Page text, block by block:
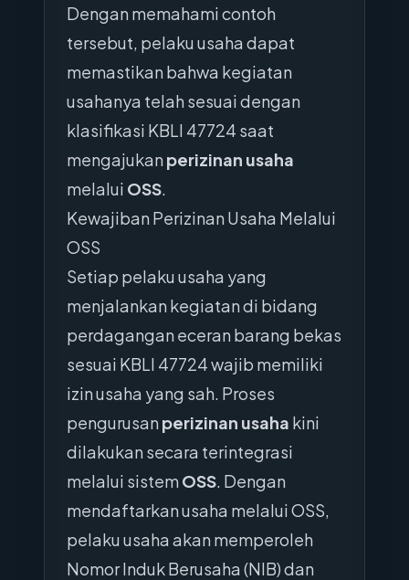
Dengan memahami contoh
tersebut, pelaku usaha dapat
memastikan bahwa kegiatan
usahanya telah sesuai dengan
klasifikasi KBLI 47724 saat
mengajukan perizinan usaha
melalui OSS.
Kewajiban Perizinan Usaha Melalui
OSS
Setiap pelaku usaha yang
menjalankan kegiatan di bidang
perdagangan eceran barang bekas
sesuai KBLI 47724 wajib memiliki
izin usaha yang sah. Proses
pengurusan perizinan usaha kini
dilakukan secara terintegrasi
melalui sistem OSS. Dengan
mendaftarkan usaha melalui OSS,
pelaku usaha akan memperoleh
Nomor Induk Berusaha (NIB) dan